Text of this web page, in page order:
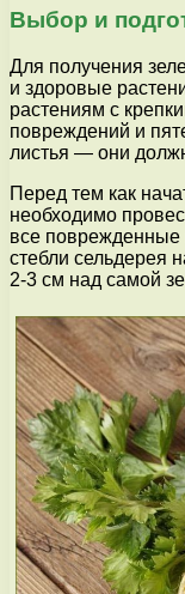
Выбор и
Для получения
и здоровые
растениям с
повреждений и
листья — они
Перед тем как
необходимо
все поврежденные
стебли сельдерея
2-3 см над самой